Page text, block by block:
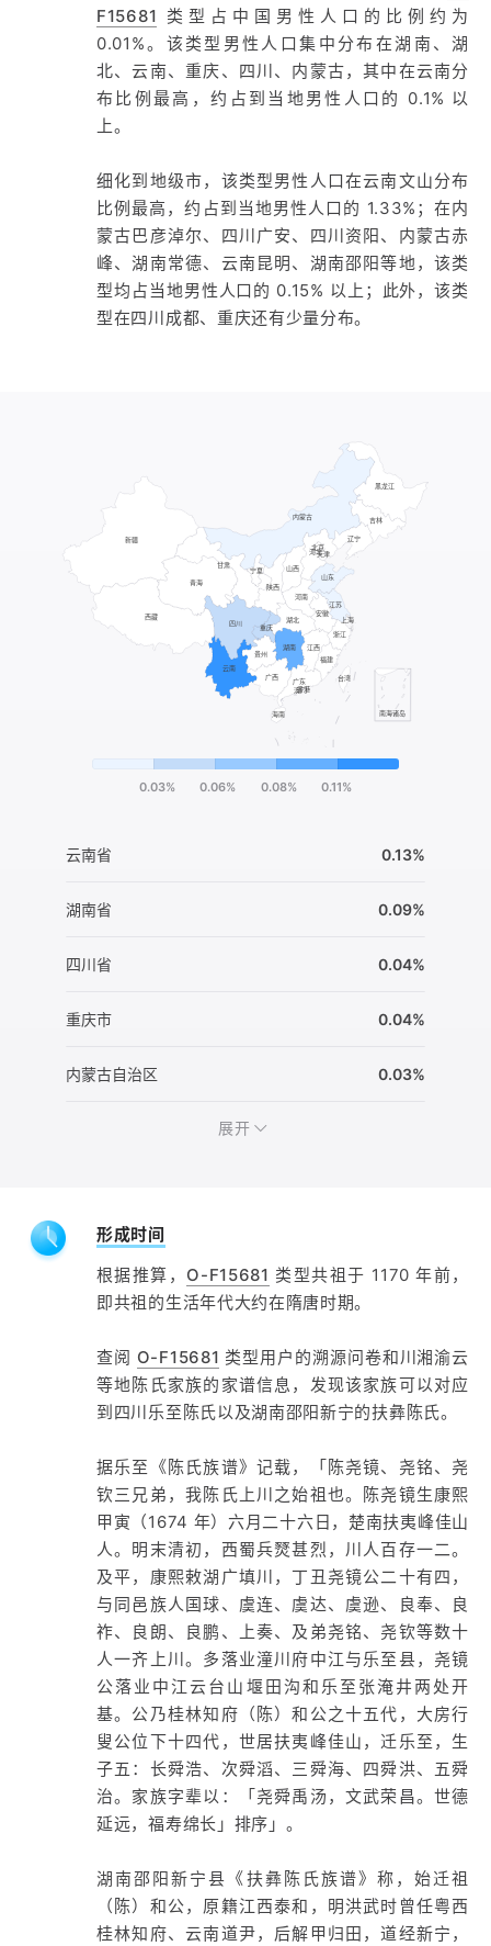
F15681 类型占中国男性人口的比例约为
0.01%。该类型男性人口集中分布在湖南、湖
北、云南、重庆、四川、内蒙古，其中在云南分
布比例最高，约占到当地男性人口的 0.1% 以
上。
细化到地级市，该类型男性人口在云南文山分布
比例最高，约占到当地男性人口的 1.33%；在内
蒙古巴彦淖尔、四川广安、四川资阳、内蒙古赤
峰、湖南常德、云南昆明、湖南邵阳等地，该类
型均占当地男性人口的 0.15% 以上；此外，该类
型在四川成都、重庆还有少量分布。
0.03% 0.06% 0.08% 0.11%
云南省 0.13%
湖南省 0.09%
四川省 0.04%
重庆市 0.04%
内蒙古自治区 0.03%
展开
形成时间
根据推算， O-F15681 类型共祖于 1170 年前，
即共祖的生活年代大约在隋唐时期。
查阅 O-F15681 类型用户的溯源问卷和川湘渝云
等地陈氏家族的家谱信息，发现该家族可以对应
到四川乐至陈氏以及湖南邵阳新宁的扶彝陈氏。
据乐至《陈氏族谱》记载，「陈尧镜、尧铭、尧
钦三兄弟，我陈氏上川之始祖也。陈尧镜生康熙
甲寅（1674 年）六月二十六日，楚南扶夷峰佳山
人。明末清初，西蜀兵燹甚烈，川人百存一二。
及平，康熙敕湖广填川，丁丑尧镜公二十有四，
与同邑族人国球、虞连、虞达、虞逊、良奉、良
祚、良朗、良鹏、上奏、及弟尧铭、尧钦等数十
人一齐上川。多落业潼川府中江与乐至县，尧镜
公落业中江云台山堰田沟和乐至张淹井两处开
基。公乃桂林知府（陈）和公之十五代，大房行
叟公位下十四代，世居扶夷峰佳山，迁乐至，生
子五：长舜浩、次舜滔、三舜海、四舜洪、五舜
治。家族字辈以：「尧舜禹汤，文武荣昌。世德
延远，福寿绵长」排序」。
湖南邵阳新宁县《扶彝陈氏族谱》称，始迁祖
（陈）和公，原籍江西泰和，明洪武时曾任粤西
桂林知府、云南道尹，后解甲归田，道经新宁，